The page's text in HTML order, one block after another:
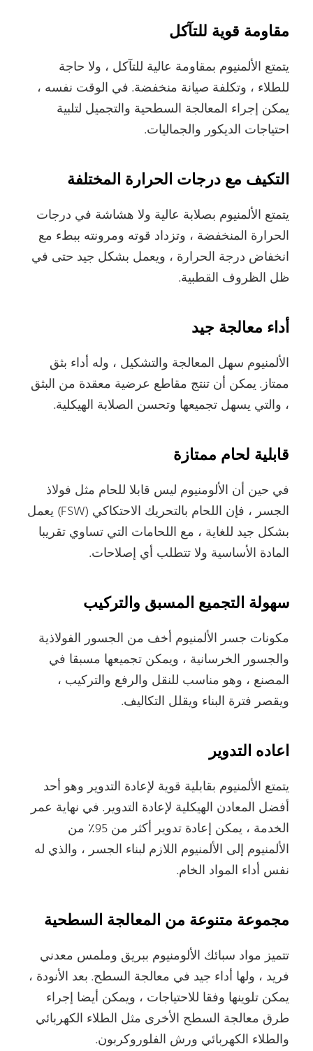
مقاومة قوية للتآكل
يتمتع الألمنيوم بمقاومة عالية للتآكل ، ولا حاجة
للطلاء ، وتكلفة صيانة منخفضة. في الوقت نفسه ،
يمكن إجراء المعالجة السطحية والتجميل لتلبية
احتياجات الديكور والجماليات.
التكيف مع درجات الحرارة المختلفة
يتمتع الألمنيوم بصلابة عالية ولا هشاشة في درجات
الحرارة المنخفضة ، وتزداد قوته ومرونته ببطء مع
انخفاض درجة الحرارة ، ويعمل بشكل جيد حتى في
ظل الظروف القطبية.
أداء معالجة جيد
الألمنيوم سهل المعالجة والتشكيل ، وله أداء بثق
ممتاز. يمكن أن تنتج مقاطع عرضية معقدة من البثق
، والتي يسهل تجميعها وتحسن الصلابة الهيكلية.
قابلية لحام ممتازة
في حين أن الألومنيوم ليس قابلا للحام مثل فولاذ
الجسر ، فإن اللحام بالتحريك الاحتكاكي (FSW) يعمل
بشكل جيد للغاية ، مع اللحامات التي تساوي تقريبا
المادة الأساسية ولا تتطلب أي إصلاحات.
سهولة التجميع المسبق والتركيب
مكونات جسر الألمنيوم أخف من الجسور الفولاذية
والجسور الخرسانية ، ويمكن تجميعها مسبقا في
المصنع ، وهو مناسب للنقل والرفع والتركيب ،
ويقصر فترة البناء ويقلل التكاليف.
اعاده التدوير
يتمتع الألمنيوم بقابلية قوية لإعادة التدوير وهو أحد
أفضل المعادن الهيكلية لإعادة التدوير. في نهاية عمر
الخدمة ، يمكن إعادة تدوير أكثر من 95٪ من
الألمنيوم إلى الألمنيوم اللازم لبناء الجسر ، والذي له
نفس أداء المواد الخام.
مجموعة متنوعة من المعالجة السطحية
تتميز مواد سبائك الألومنيوم ببريق وملمس معدني
فريد ، ولها أداء جيد في معالجة السطح. بعد الأنودة ،
يمكن تلوينها وفقا للاحتياجات ، ويمكن أيضا إجراء
طرق معالجة السطح الأخرى مثل الطلاء الكهربائي
والطلاء الكهربائي ورش الفلوروكربون.